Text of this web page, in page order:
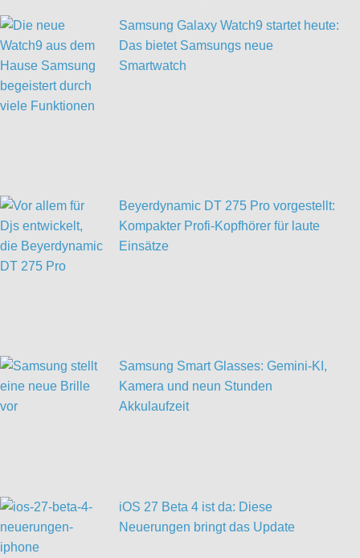
Samsung Galaxy Watch9 startet heute:
Das bietet Samsungs neue
Smartwatch
Beyerdynamic DT 275 Pro vorgestellt:
Kompakter Profi-Kopfhörer für laute
Einsätze
Samsung Smart Glasses: Gemini-KI,
Kamera und neun Stunden
Akkulaufzeit
iOS 27 Beta 4 ist da: Diese
Neuerungen bringt das Update